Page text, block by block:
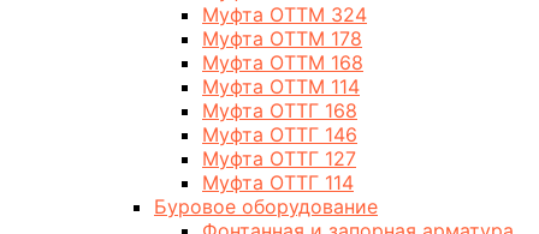
Муфта ОТТМ 324
Муфта ОТТМ 178
Муфта ОТТМ 168
Муфта ОТТМ 114
Муфта ОТТГ 168
Муфта ОТТГ 146
Муфта ОТТГ 127
Муфта ОТТГ 114
Буровое оборудование